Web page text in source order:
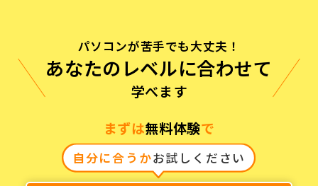
パソコンが苦手でも大丈夫！
あなたのレベルに合わせて
学べます
まずは無料体験で
自分に合うかお試しください